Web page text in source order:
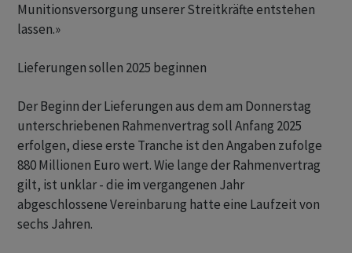
Munitionsversorgung unserer Streitkräfte entstehen
lassen.»
Lieferungen sollen 2025 beginnen
Der Beginn der Lieferungen aus dem am Donnerstag
unterschriebenen Rahmenvertrag soll Anfang 2025
erfolgen, diese erste Tranche ist den Angaben zufolge
880 Millionen Euro wert. Wie lange der Rahmenvertrag
gilt, ist unklar - die im vergangenen Jahr
abgeschlossene Vereinbarung hatte eine Laufzeit von
sechs Jahren.